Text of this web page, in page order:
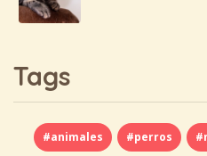
Tags
#animales #perros